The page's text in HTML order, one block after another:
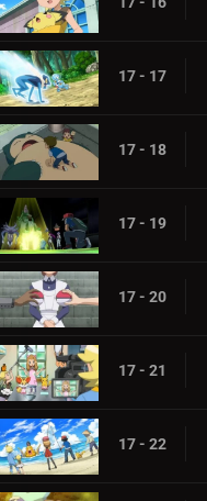
17 - 17
17 - 18
17 - 19
17 - 20
17 - 21
17 - 22